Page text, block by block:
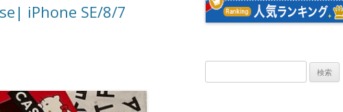
iPhone SE/8/7
索